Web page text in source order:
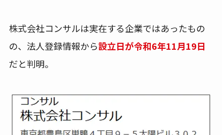
株式会社コンサルは実在する企業ではあったもの
の、法人登録情報から設立日が令和6年11月19日
だと判明。